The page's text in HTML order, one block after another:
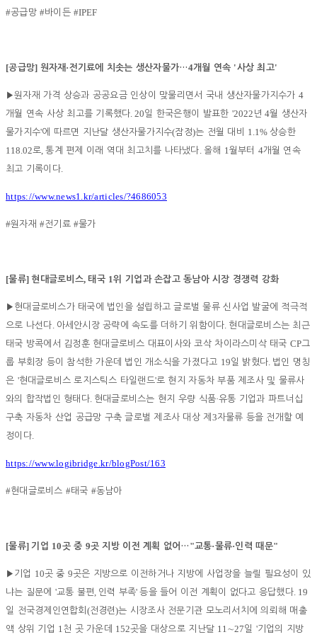
#공급망#바이든#IPEF
[공급망] 원자재 ·전기료에 치솟는 생산자물가…4개월 연속 '사상 최고'
▶원자재 가격 상승과 공공요금 인상이 맞물리면서 국내 생산자물가지수가 4
개월 연속 사상 최고를 기록했다. 20일 한국은행이 발표한 '2022 년4월 생산자
물가지수'에 따르면 지난달 생산자물가지수(잠정)는 전월 대비 1.1% 상승한
118.02로,통계 편제 이래 역대 최고치를 나타냈다. 올해 1월부터 4개월 연속
최고 기록이다.
https://www.news1.kr/articles/?4686053
#원자재#전기료#물가
[물류]현대글로비스,태국 1위 기업과 손잡고 동남아 시장 경쟁력 강화
▶ 현대글로비스가 태국에 법인을 설립하고 글로벌 물류 신사업 발굴에 적극적
으로 나선다. 아세안시장 공략에 속도를 더하기 위함이다. 현대글로비스는 최근
태국 방콕에서 김정훈 현대글로비스 대표이사와 코삭 차이라스미삭 태국 CP그
룹 부회장 등이 참석한 가운데 법인 개소식을 가졌다고 19일 밝혔다. 법인 명칭
은 '현대글로비스 로지스틱스 타일랜드'로 현지 자동차 부품 제조사 및 물류사
와의 합작법인 형태다. 현대글로비스는 현지 우량 식품·유통 기업과 파트너십
구축 자동차 산업 공급망 구축 글로벌 제조사 대상 제 3자물류 등을 전개할 예
정이다.
https://www.logibridge.kr/blogPost/163
#현대글로비스 #태국 #동남아
[물류] 기업 10곳 중 9곳 지방 이전 계획 없어 … "교통·물류·인력 때문"
▶ 기업 10곳 중 9곳은 지방으로 이전하거나 지방에 사업장을 늘릴 필요성이 있
냐는 질문에 '교통 불편, 인력 부족'등을 들어 이전 계획이 없다고 응답했다. 19
일 전국경제인연합회 (전경련)는 시장조사 전문기관 모노리서치에 의뢰해 매출
액 상위 기업 1천 곳 가운데 152곳을 대상으로 지난달 11∼27일 '기업의 지방